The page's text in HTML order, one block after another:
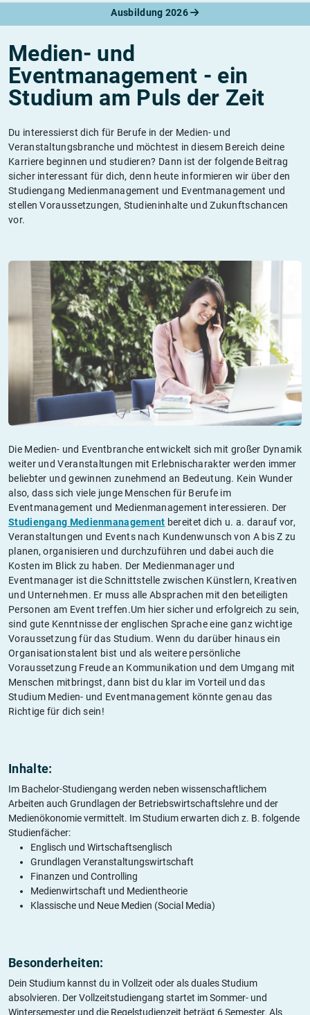
Ausbildung 2026
Medien- und
Eventmanagement - ein
Studium am Puls der Zeit
Du interessierst dich für Berufe in der Medien- und
Veranstaltungsbranche und möchtest in diesem Bereich deine
Karriere beginnen und studieren? Dann ist der folgende Beitrag
sicher interessant für dich, denn heute informieren wir über den
Studiengang Medienmanagement und Eventmanagement und
stellen Voraussetzungen, Studieninhalte und Zukunftschancen
vor.
Die Medien- und Eventbranche entwickelt sich mit großer Dynamik
weiter und Veranstaltungen mit Erlebnischarakter werden immer
beliebter und gewinnen zunehmend an Bedeutung. Kein Wunder
also, dass sich viele junge Menschen für Berufe im
Eventmanagement und Medienmanagement interessieren. Der
Studiengang Medienmanagement bereitet dich u. a. darauf vor,
Veranstaltungen und Events nach Kundenwunsch von A bis Z zu
planen, organisieren und durchzuführen und dabei auch die
Kosten im Blick zu haben. Der Medienmanager und
Eventmanager ist die Schnittstelle zwischen Künstlern, Kreativen
und Unternehmen. Er muss alle Absprachen mit den beteiligten
Personen am Event treffen.Um hier sicher und erfolgreich zu sein,
sind gute Kenntnisse der englischen Sprache eine ganz wichtige
Voraussetzung für das Studium. Wenn du darüber hinaus ein
Organisationstalent bist und als weitere persönliche
Voraussetzung Freude an Kommunikation und dem Umgang mit
Menschen mitbringst, dann bist du klar im Vorteil und das
Studium Medien- und Eventmanagement könnte genau das
Richtige für dich sein!
Inhalte:
Im Bachelor-Studiengang werden neben wissenschaftlichem
Arbeiten auch Grundlagen der Betriebswirtschaftslehre und der
Medienökonomie vermittelt. Im Studium erwarten dich z. B. folgende
Studienfächer:
Englisch und Wirtschaftsenglisch
Grundlagen Veranstaltungswirtschaft
Finanzen und Controlling
Medienwirtschaft und Medientheorie
Klassische und Neue Medien (Social Media)
Besonderheiten:
Dein Studium kannst du in Vollzeit oder als duales Studium
absolvieren. Der Vollzeitstudiengang startet im Sommer- und
Wintersemester und die Regelstudienzeit beträgt 6 Semester. Als